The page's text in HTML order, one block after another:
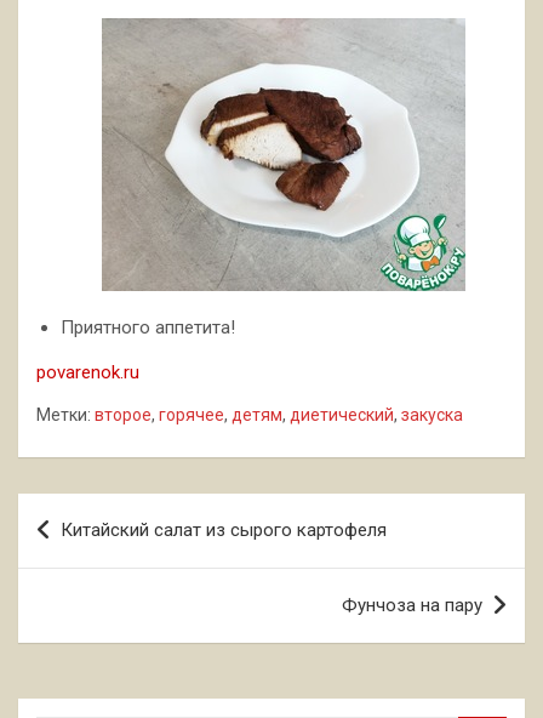
Приятного аппетита!
povarenok.ru
Метки: второе, горячее, детям, диетический, закуска
Навигация
по
Китайский салат из сырого картофеля
Фунчоза на пару